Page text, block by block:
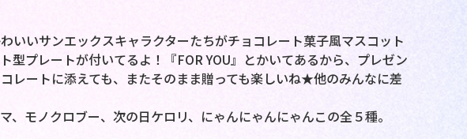
いいサンエックスキャラクターたちがチョコレート菓子風マスコット
プレートが付いてるよ！『FOR YOU』とかいてあるから、プレゼン
レートに添えても、またそのまま贈っても楽しいね★他のみんなに差
、モノクロブー、次の日ケロリ、にゃんにゃんにゃんこの全５種。